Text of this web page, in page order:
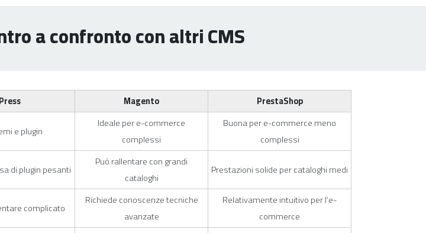
a confronto con altri CMS
Magento
PrestaShop
e plugin
Ideale per e-commerce
complessi
Buona per e-commerce meno
complessi
di plugin pesanti
Può rallentare con grandi
cataloghi
Prestazioni solide per cataloghi medi
complicato
Richiede conoscenze tecniche
avanzate
Relativamente intuitivo per l’e-
commerce